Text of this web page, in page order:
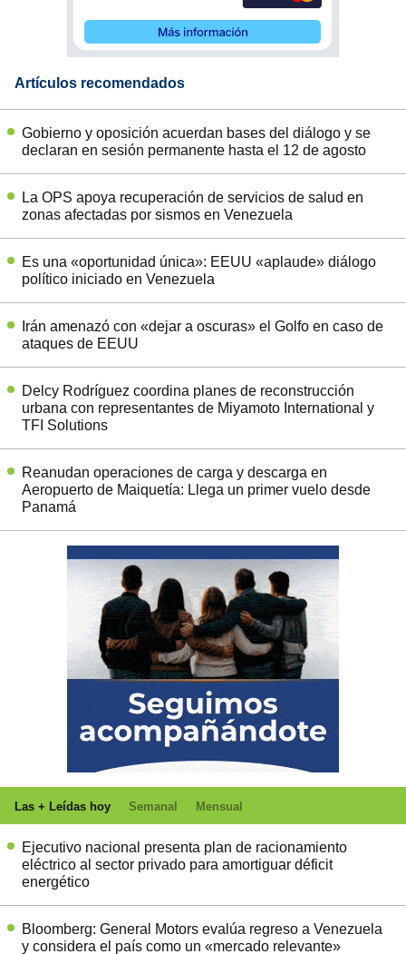
Artículos recomendados
Gobierno y oposición acuerdan bases del diálogo y se
declaran en sesión permanente hasta el 12 de agosto
La OPS apoya recuperación de servicios de salud en
zonas afectadas por sismos en Venezuela
Es una «oportunidad única»: EEUU «aplaude» diálogo
político iniciado en Venezuela
Irán amenazó con «dejar a oscuras» el Golfo en caso de
ataques de EEUU
Delcy Rodríguez coordina planes de reconstrucción
urbana con representantes de Miyamoto International y
TFI Solutions
Reanudan operaciones de carga y descarga en
Aeropuerto de Maiquetía: Llega un primer vuelo desde
Panamá
Las + Leídas hoy Semanal Mensual
Ejecutivo nacional presenta plan de racionamiento
eléctrico al sector privado para amortiguar déficit
energético
Bloomberg: General Motors evalúa regreso a Venezuela
y considera el país como un «mercado relevante»